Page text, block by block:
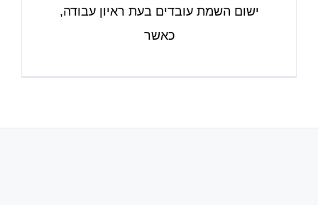
ישום השמת עובדים בעת ראיון עבודה,
כאשר